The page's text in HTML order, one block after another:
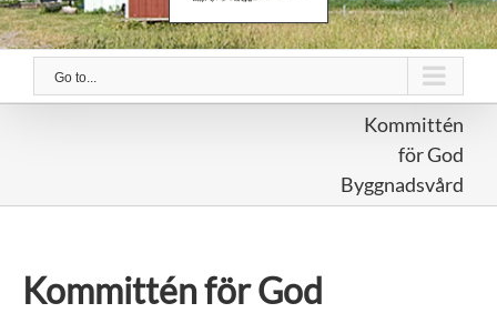
Go to...
Kommittén
för God
Byggnadsvård
Kommittén för God